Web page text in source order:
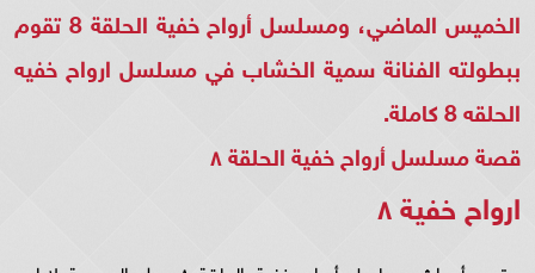
الخميس الماضي، ومسلسل أرواح خفية الحلقة 8 تقوم
ببطولته الفنانة سمية الخشاب في مسلسل ارواح خفيه
الحلقه 8 كاملة.
قصة مسلسل أرواح خفية الحلقة ٨
ارواح خفية ٨